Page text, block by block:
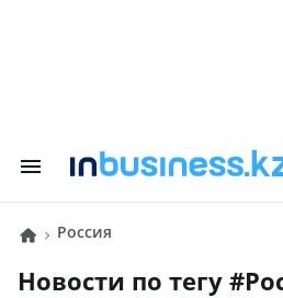
Россия
Новости по тегу #